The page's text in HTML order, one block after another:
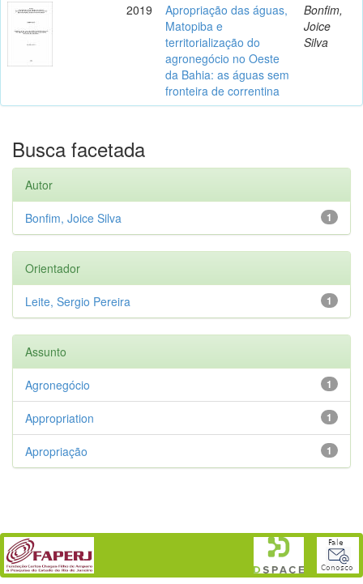
2019
Apropriação das águas,
Matopiba e
territorialização do
agronegócio no Oeste
da Bahia: as águas sem
fronteira de correntina
Bonfim,
Joice
Silva
Busca facetada
Autor
1
Bonfim, Joice Silva
Orientador
1
Leite, Sergio Pereira
Assunto
1
Agronegócio
1
Appropriation
1
Apropriação